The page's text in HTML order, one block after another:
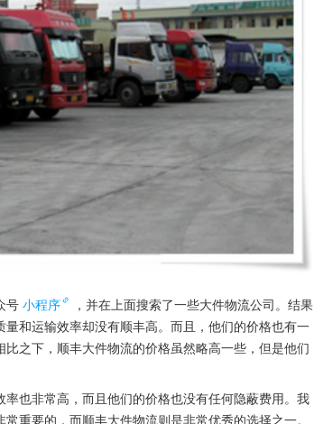
号 小程序
，并在上面搜索了一些大件物流公司。结果
和运输效率却没有顺丰高。而且，他们的价格也有一
之下，顺丰大件物流的价格虽然略高一些，但是他们
也非常高，而且他们的价格也没有任何隐蔽费用。我
重要的，而顺丰大件物流则是非常优秀的选择之一。